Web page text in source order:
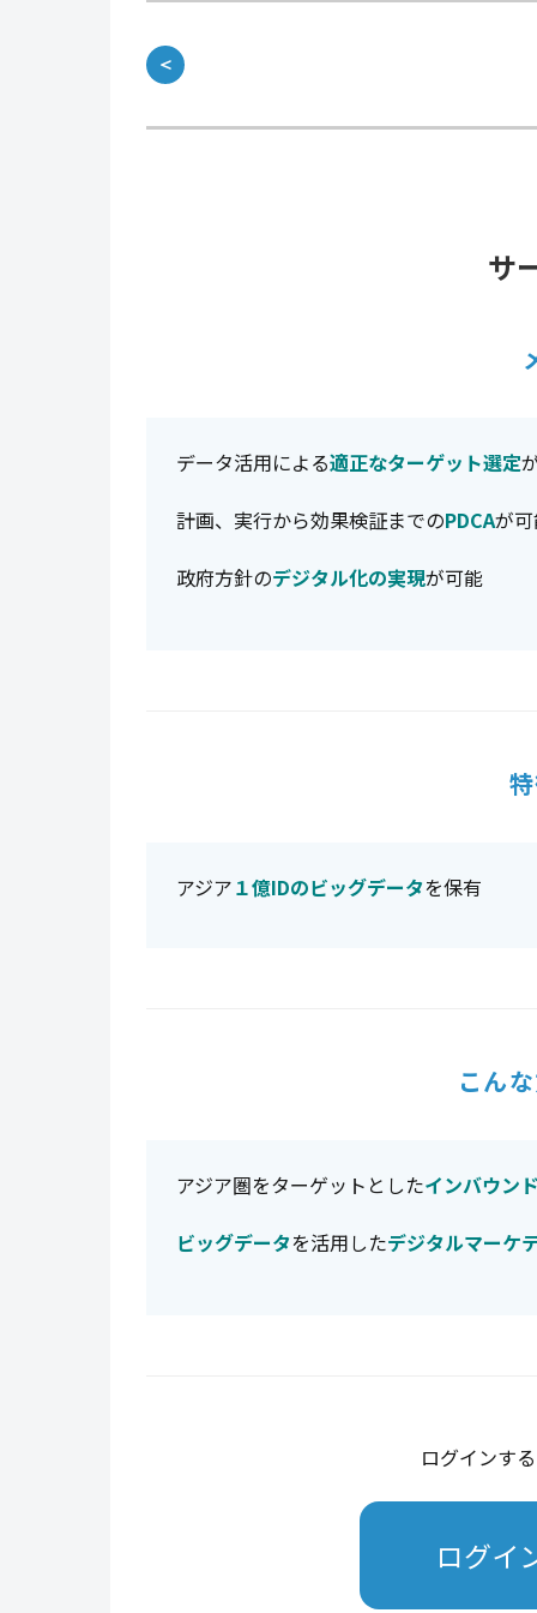
＜
サ
データ活用による適正なターゲット選定
計画、実行から効果検証までのPDCAが
政府方針のデジタル化の実現が可能
アジア１億IDのビッグデータを保有
こん
アジア圏をターゲットとしたインバウン
ビッグデータを活用したデジタルマーケ
ログインす
ログイ